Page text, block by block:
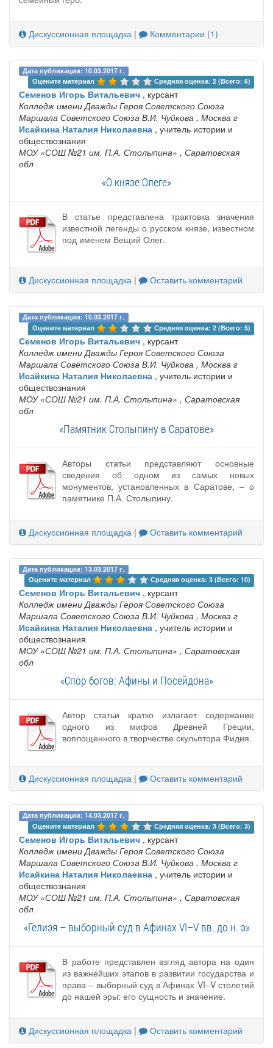
Дискуссионная площадка | Комментарии (1)
Дата публикации: 10.03.2017 г.
Оцените материал
Средняя оценка: 2 (Всего: 6)
Семенов Игорь Витальевич , курсант
Колледж имени Дважды Героя Советского Союза
Маршала Советского Союза В.И. Чуйкова , Москва г
Исайкина Наталия Николаевна , учитель истории и
обществознания
МОУ «СОШ №21 им. П.А. Столыпина» , Саратовская
обл
«О князе Олеге»
В статье представлена трактовка значения
известной легенды о русском князе, известном
под именем Вещий Олег.
Дискуссионная площадка | Оставить комментарий
Дата публикации: 10.03.2017 г.
Оцените материал
Средняя оценка: 2 (Всего: 5)
Семенов Игорь Витальевич , курсант
Колледж имени Дважды Героя Советского Союза
Маршала Советского Союза В.И. Чуйкова , Москва г
Исайкина Наталия Николаевна , учитель истории и
обществознания
МОУ «СОШ №21 им. П.А. Столыпина» , Саратовская
обл
«Памятник Столыпину в Саратове»
Авторы статьи представляют основные
сведения об одном из самых новых
монументов, установленных в Саратове, – о
памятнике П.А. Столыпину.
Дискуссионная площадка | Оставить комментарий
Дата публикации: 13.03.2017 г.
Оцените материал
Средняя оценка: 3 (Всего: 10)
Семенов Игорь Витальевич , курсант
Колледж имени Дважды Героя Советского Союза
Маршала Советского Союза В.И. Чуйкова , Москва г
Исайкина Наталия Николаевна , учитель истории и
обществознания
МОУ «СОШ №21 им. П.А. Столыпина» , Саратовская
обл
«Спор богов: Афины и Посейдона»
Автор статьи кратко излагает содержание
одного из мифов Древней Греции,
воплощенного в творчестве скульптора Фидия.
Дискуссионная площадка | Оставить комментарий
Дата публикации: 14.03.2017 г.
Оцените материал
Средняя оценка: 3 (Всего: 3)
Семенов Игорь Витальевич , курсант
Колледж имени Дважды Героя Советского Союза
Маршала Советского Союза В.И. Чуйкова , Москва г
Исайкина Наталия Николаевна , учитель истории и
обществознания
МОУ «СОШ №21 им. П.А. Столыпина» , Саратовская
обл
«Гелиэя – выборный суд в Афинах VI–V вв. до н. э»
В работе представлен взгляд автора на один
из важнейших этапов в развитии государства и
права – выборный суд в Афинах VI–V столетий
до нашей эры: его сущность и значение.
Дискуссионная площадка | Оставить комментарий